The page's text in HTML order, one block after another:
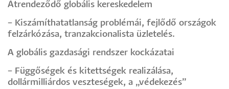
Átrendeződő globális kereskedelem
– Kiszámíthatatlanság problémái, fejlődő országok
felzárkózása, tranzakcionalista üzletelés.
A globális gazdasági rendszer kockázatai
– Függőségek és kitettségek realizálása,
dollármilliárdos veszteségek, a „védekezés”